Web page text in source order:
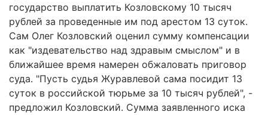
государство выплатить Козловскому 10 тысяч
рублей за проведенные им под арестом 13 суток.
Сам Олег Козловский оценил сумму компенсации
как "издевательство над здравым смыслом" и в
ближайшее время намерен обжаловать приговор
суда. "Пусть судья Журавлевой сама посидит 13
суток в российской тюрьме за 10 тысяч рублей", -
предложил Козловский. Сумма заявленного иска